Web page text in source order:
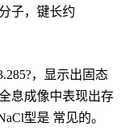
子，键长约
，显示出固态
息成像中表现出存
型是 常见的。